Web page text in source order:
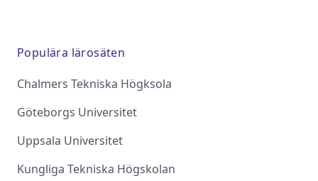
Populära lärosäten
Chalmers Tekniska Högksola
Göteborgs Universitet
Uppsala Universitet
Kungliga Tekniska Högskolan